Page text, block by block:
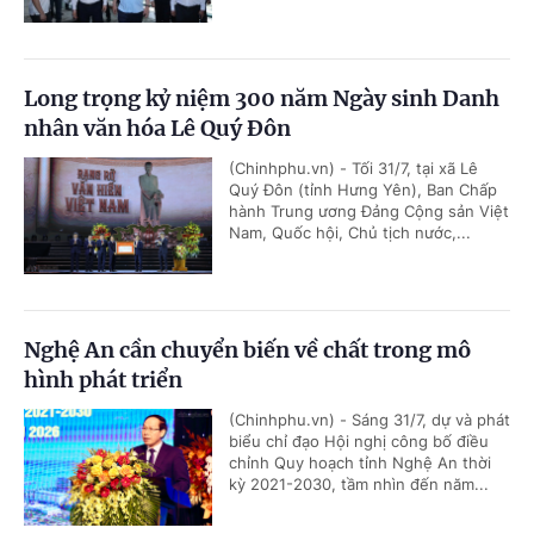
Long trọng kỷ niệm 300 năm Ngày sinh Danh
nhân văn hóa Lê Quý Đôn
(Chinhphu.vn) - Tối 31/7, tại xã Lê
Quý Đôn (tỉnh Hưng Yên), Ban Chấp
hành Trung ương Đảng Cộng sản Việt
Nam, Quốc hội, Chủ tịch nước,...
Nghệ An cần chuyển biến về chất trong mô
hình phát triển
(Chinhphu.vn) - Sáng 31/7, dự và phát
biểu chỉ đạo Hội nghị công bố điều
chỉnh Quy hoạch tỉnh Nghệ An thời
kỳ 2021-2030, tầm nhìn đến năm...